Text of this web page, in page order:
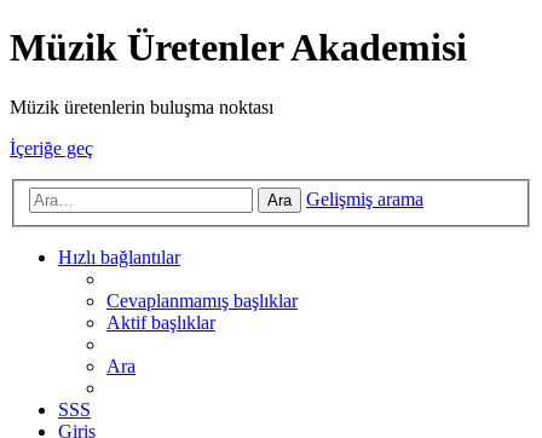
Müzik Üretenler Akademisi
Müzik üretenlerin buluşma noktası
İçeriğe geç
Ara Gelişmiş arama
Hızlı bağlantılar
Cevaplanmamış başlıklar
Aktif başlıklar
Ara
SSS
Giriş